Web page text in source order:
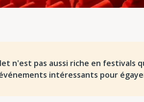
n'est pas aussi riche en festivals
intéressants pour